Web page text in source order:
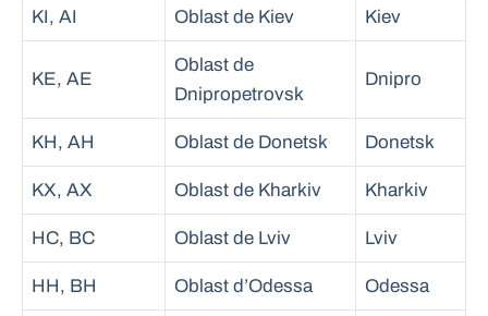
KI, AI Oblast de Kiev Kiev
KE, AE
Oblast de
Dnipropetrovsk
Dnipro
KH, AH Oblast de Donetsk Donetsk
KX, AX Oblast de Kharkiv Kharkiv
HC, BC Oblast de Lviv Lviv
HH, BH Oblast d’Odessa Odessa